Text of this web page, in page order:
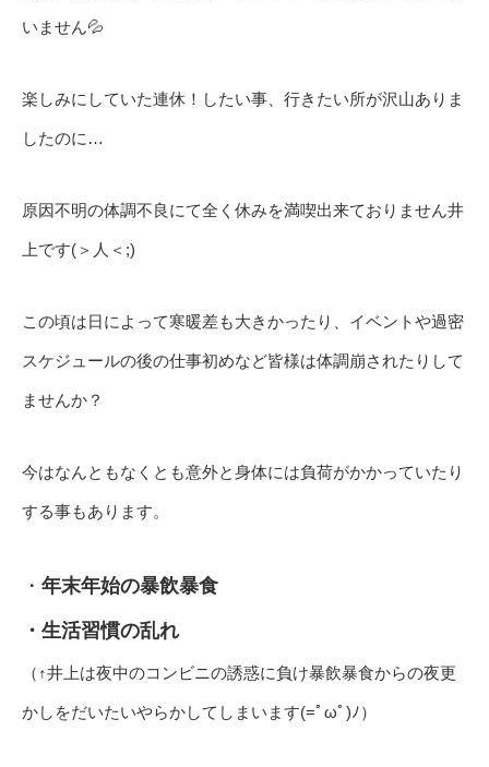
いません💦
楽しみにしていた連休！したい事、行きたい所が沢山ありま
したのに…
原因不明の体調不良にて全く休みを満喫出来ておりません井
上です(＞人＜;)
この頃は日によって寒暖差も大きかったり、イベントや過密
スケジュールの後の仕事初めなど皆様は体調崩されたりして
ませんか？
今はなんともなくとも意外と身体には負荷がかかっていたり
する事もあります。
・ 年末年始の暴飲暴食
・生活習慣の乱れ
（↑井上は夜中のコンビニの誘惑に負け暴飲暴食からの夜更
かしをだいたいやらかしてしまいます(=ﾟωﾟ)ﾉ）